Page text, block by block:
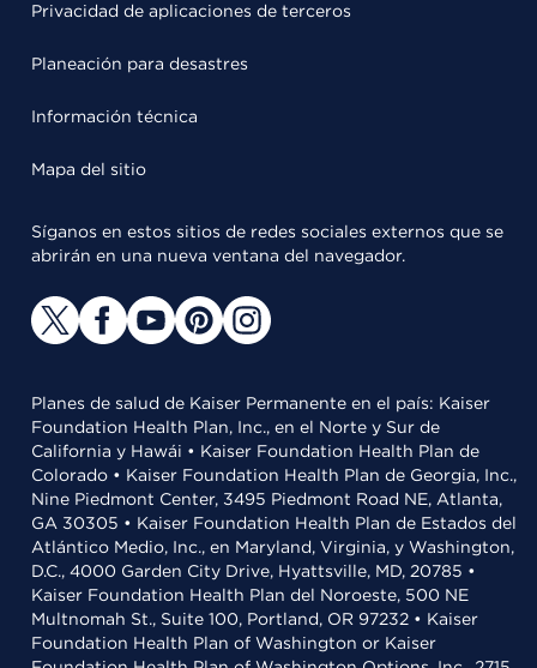
Privacidad de aplicaciones de terceros
Planeación para desastres
Información técnica
Mapa del sitio
Síganos en estos sitios de redes sociales externos que se
abrirán en una nueva ventana del navegador.
Planes de salud de Kaiser Permanente en el país: Kaiser
Foundation Health Plan, Inc., en el Norte y Sur de
California y Hawái • Kaiser Foundation Health Plan de
Colorado • Kaiser Foundation Health Plan de Georgia, Inc.,
Nine Piedmont Center, 3495 Piedmont Road NE, Atlanta,
GA 30305 • Kaiser Foundation Health Plan de Estados del
Atlántico Medio, Inc., en Maryland, Virginia, y Washington,
D.C., 4000 Garden City Drive, Hyattsville, MD, 20785 •
Kaiser Foundation Health Plan del Noroeste, 500 NE
Multnomah St., Suite 100, Portland, OR 97232 • Kaiser
Foundation Health Plan of Washington or Kaiser